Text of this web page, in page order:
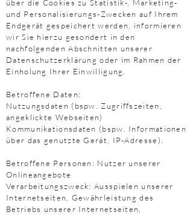
über die Cookies zu Statistik-, Marketing-
und Personalisierungs-Zwecken auf Ihrem
Endgerät gespeichert werden, informieren
wir Sie hierzu gesondert in den
nachfolgenden Abschnitten unserer
Datenschutzerklärung oder im Rahmen der
Einholung Ihrer Einwilligung.
Betroffene Daten:
Nutzungsdaten (bspw. Zugriffszeiten,
angeklickte Webseiten)
Kommunikationsdaten (bspw. Informationen
über das genutzte Gerät, IP-Adresse).
Betroffene Personen: Nutzer unserer
Onlineangebote
Verarbeitungszweck: Ausspielen unserer
Internetseiten, Gewährleistung des
Betriebs unserer Internetseiten,